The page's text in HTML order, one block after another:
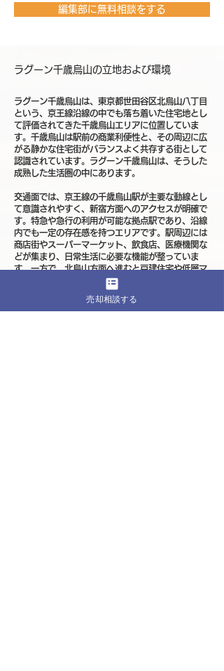
編集部に無料相談をする
ラグーン千歳烏山の立地および環境
ラグーン千歳烏山は、東京都世田谷区北烏山八丁目
という、京王線沿線の中でも落ち着いた住宅地とし
て評価されてきた千歳烏山エリアに位置していま
す。千歳烏山は駅前の商業利便性と、その周辺に広
がる静かな住宅街がバランスよく共存する街として
認識されています。ラグーン千歳烏山は、そうした
成熟した生活圏の中にあります。
交通面では、京王線の千歳烏山駅が主要な動線とし
て意識されやすく、新宿方面へのアクセスが明確で
す。特急や急行の利用が可能な拠点駅であり、沿線
内でも一定の存在感を持つエリアです。駅周辺には
商店街やスーパーマーケット、飲食店、医療機関な
どが集まり、日常生活に必要な機能が整っていま
す。一方で、北烏山方面へ進むと戸建住宅や低層マ
ンションが並ぶ穏やかな街並みが広がります。ラグ
ーン千歳烏山は、都市機能と住宅地としての静穏性
を整理しやすい立地です。
売却相談する